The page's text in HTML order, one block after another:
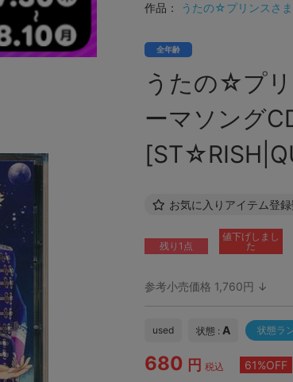
作品：
うたの☆プリンスさ
全年齢
うたの☆プリ
ーマソング
お気に入りアイテム登録
残り1点
値下げしまし
た
参考小売価格 1,760円 ↓
used 状態 : A 状態ラ
680 円 税込 61%OFF